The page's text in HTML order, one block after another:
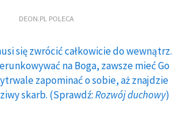
DEON.PL POLECA
się zwrócić całkowicie do wewnątrz.
na Boga, zawsze mieć Go
zapominać o sobie, aż znajdzie
skarb. (Sprawdź:Rozwój duchowy)